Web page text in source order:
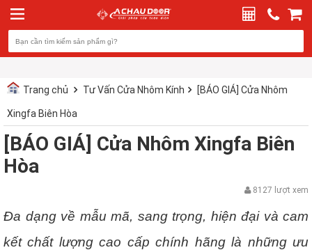
Trang chủ Tư Vấn Cửa Nhôm Kính [BÁO GIÁ] Cửa Nhôm
Xingfa Biên Hòa
[BÁO GIÁ] Cửa Nhôm Xingfa Biên
Hòa
8127 lượt xem
Đa dạng về mẫu mã, sang trọng, hiện đại và cam
kết chất lượng cao cấp chính hãng là những ưu